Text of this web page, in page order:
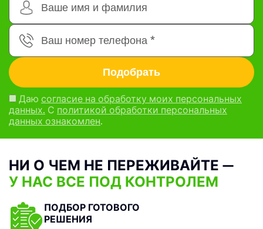
Даю согласие на обработку моих персональных
данных. С политикой обработки персональных
данных ознакомлен.
НИ О ЧЕМ НЕ ПЕРЕЖИВАЙТЕ —
У НАС ВСЕ ПОД КОНТРОЛЕМ
ПОДБОР ГОТОВОГО
РЕШЕНИЯ